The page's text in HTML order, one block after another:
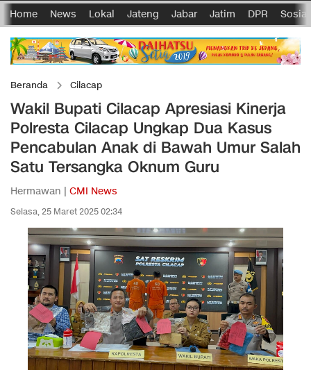
Home News Lokal Jateng Jabar Jatim DPR Sosial
Beranda Cilacap
Wakil Bupati Cilacap Apresiasi Kinerja
Polresta Cilacap Ungkap Dua Kasus
Pencabulan Anak di Bawah Umur Salah
Satu Tersangka Oknum Guru
Hermawan | CMI News
Selasa, 25 Maret 2025 02:34